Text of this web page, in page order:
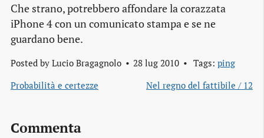
Che strano, potrebbero affondare la corazzata
iPhone 4 con un comunicato stampa e se ne
guardano bene.
Posted by Lucio Bragagnolo 28 lug 2010 Tags: ping
Probabilità e certezze
Nel regno del fattibile / 12
Commenta